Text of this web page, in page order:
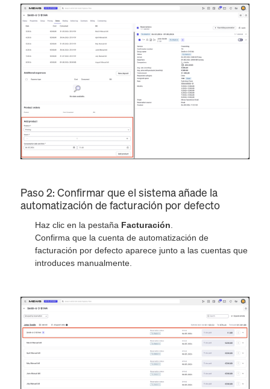
Paso 2: Confirmar que el sistema añade la
automatización de facturación por defecto
Haz clic en la pestaña Facturación.
Confirma que la cuenta de automatización de
facturación por defecto aparece junto a las cuentas que
introduces manualmente.